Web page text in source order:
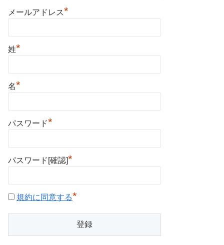
メールアドレス*
姓*
名*
パスワード*
パスワード[確認]*
規約に同意する*